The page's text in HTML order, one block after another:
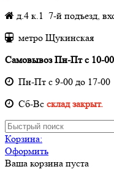
д.4 к.1 7-й подъезд,
метро Щукинская
Самовывоз Пн-Пт с 10-
Пн-Пт с 9-00 до 17-00
Cб-Вс склад закрыт.
Корзина:
Оформить
Ваша корзина пуста